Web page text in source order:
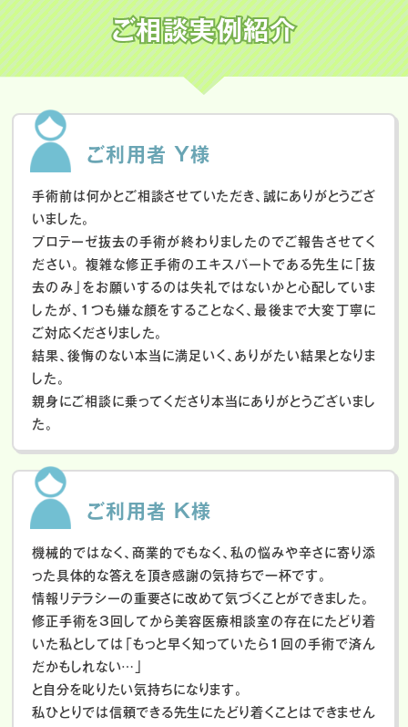
ご相談実例紹介
ご利用者 Y様
手術前は何かとご相談させていただき、誠にありがとうござ
いました。
プロテーゼ抜去の手術が終わりましたのでご報告させてく
ださい。
複雑な修正手術のエキスパートである先生に「抜
去のみ」をお願いするのは失礼ではないかと心配していま
したが、１つも嫌な顔をすることなく、最後まで大変丁寧に
ご対応くださりました。
結果、後悔のない本当に満足いく、ありがたい結果となりま
した。
親身にご相談に乗ってくださり本当にありがとうございまし
た。
ご利用者 K様
機械的ではなく、商業的でもなく、私の悩みや辛さに寄り添
った具体的な答えを頂き感謝の気持ちで一杯です。
情報リテラシーの重要さに改めて気づくことができました。
修正手術を3回してから美容医療相談室の存在にたどり着
いた私としては「もっと早く知っていたら1回の手術で済ん
だかもしれない…」
と自分を叱りたい気持ちになります。
私ひとりでは信頼できる先生にたどり着くことはできません